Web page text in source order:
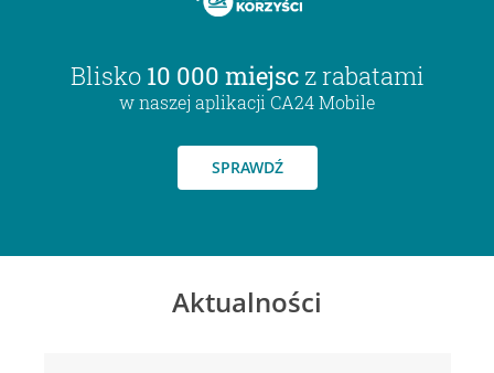
Blisko 10 000 miejsc z rabatami
w naszej aplikacji CA24 Mobile
SPRAWDŹ
Aktualności